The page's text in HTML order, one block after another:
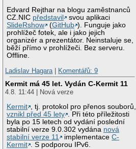
Edvard Rejthar na blogu zaměstnanců
CZ.NIC představil
svou aplikaci
SlideRshow
(GitHub ). Funguje jako
prohlížeč fotek, ale i jako jejich
organizér a prezentátor. Neinstaluje se,
běží přímo v prohlížeči. Bez serveru.
Offline.
Ladislav Hagara | Komentářů: 9
Kermit má 45 let. Vydán C-Kermit 11
4.8. 11:44 | Nová verze
Kermit , tj. protokol pro přenos souborů,
vznikl před 45 lety . Při této příležitosti
byla po 15 letech od vydání poslední
stabilní verze 9.0.302 vydána nová
stabilní verze 11
implementaceC-
Kermit . S podporou IPv6.